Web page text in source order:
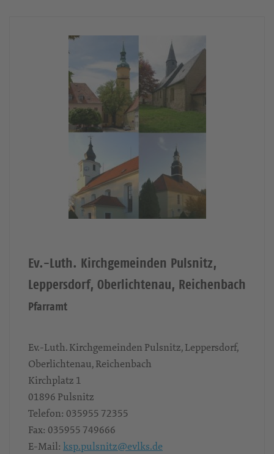
Ev.-Luth. Kirchgemeinden Pulsnitz,
Leppersdorf, Oberlichtenau, Reichenbach
Pfarramt
Ev.-Luth. Kirchgemeinden Pulsnitz, Leppersdorf,
Oberlichtenau, Reichenbach
Kirchplatz 1
01896 Pulsnitz
Telefon: 035955 72355
Fax: 035955 749666
E-Mail: ksp.pulsnitz@evlks.de